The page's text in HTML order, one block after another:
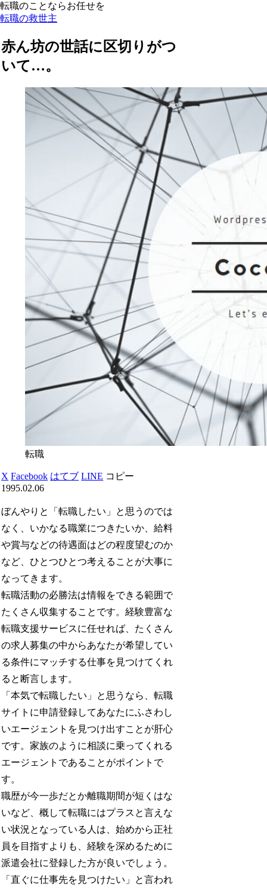
転職のことならお任せを
転職の救世主
赤ん坊の世話に区切りがつ
いて…。
転職
X Facebook はてブ LINE コピー
1995.02.06
ぼんやりと「転職したい」と思うのでは
なく、いかなる職業につきたいか、給料
や賞与などの待遇面はどの程度望むのか
など、ひとつひとつ考えることが大事に
なってきます。
転職活動の必勝法は情報をできる範囲で
たくさん収集することです。経験豊富な
転職支援サービスに任せれば、たくさん
の求人募集の中からあなたが希望してい
る条件にマッチする仕事を見つけてくれ
ると断言します。
「本気で転職したい」と思うなら、転職
サイトに申請登録してあなたにふさわし
いエージェントを見つけ出すことが肝心
です。家族のように相談に乗ってくれる
エージェントであることがポイントで
す。
職歴が今一歩だとか離職期間が短くはな
いなど、概して転職にはプラスと言えな
い状況となっている人は、始めから正社
員を目指すよりも、経験を深めるために
派遣会社に登録した方が良いでしょう。
「直ぐに仕事先を見つけたい」と言われ